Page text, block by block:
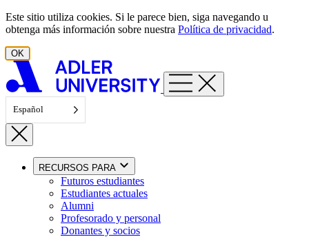
Ir al contenido
Este sitio utiliza cookies. Si le parece bien, siga navegando u
obtenga más información sobre nuestra Política de privacidad.
OK
Español
RECURSOS PARA
Futuros estudiantes
Estudiantes actuales
Alumni
Profesorado y personal
Donantes y socios